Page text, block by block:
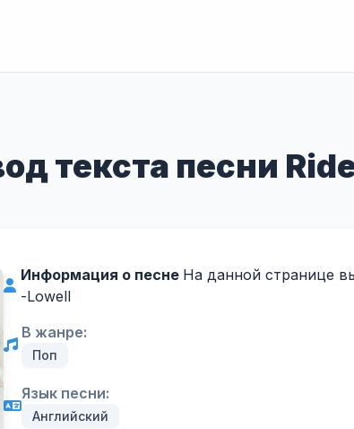
текста песни
Информация о песне На данной странице
-Lowell
В жанре:
Поп
Язык песни:
Английский